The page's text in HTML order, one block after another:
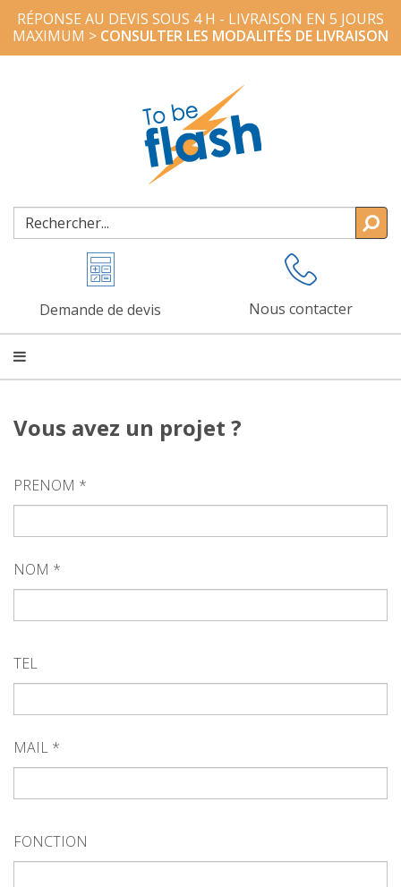
RÉPONSE AU DEVIS SOUS 4 H - LIVRAISON EN 5 JOURS
MAXIMUM > CONSULTER LES MODALITÉS DE LIVRAISON
Demande de devis Nous contacter
Vous avez un projet ?
PRENOM *
NOM *
TEL
MAIL *
FONCTION